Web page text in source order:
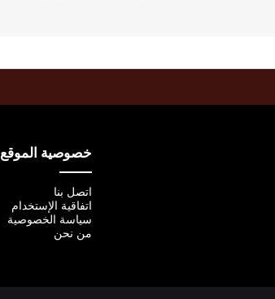
خصوصية الموقع
اتصل بنا
اتفاقية الإستخدام
سياسة الخصوصية
من نحن